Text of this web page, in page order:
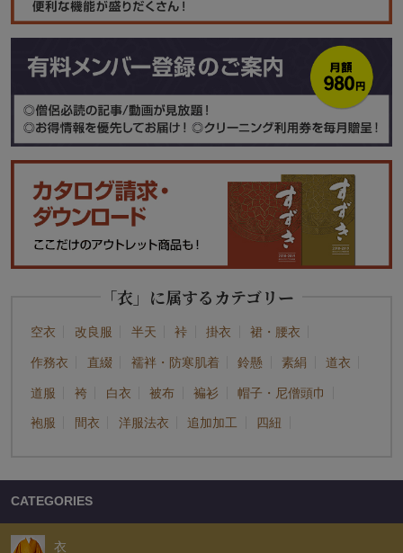
「衣」に属するカテゴリー
空衣 改良服 半天 裃 掛衣 裙・腰衣
作務衣 直綴 襦袢・防寒肌着 鈴懸 素絹 道衣
道服 袴 白衣 被布 褊衫 帽子・尼僧頭巾
袍服 間衣 洋服法衣 追加加工 四紐
CATEGORIES
衣